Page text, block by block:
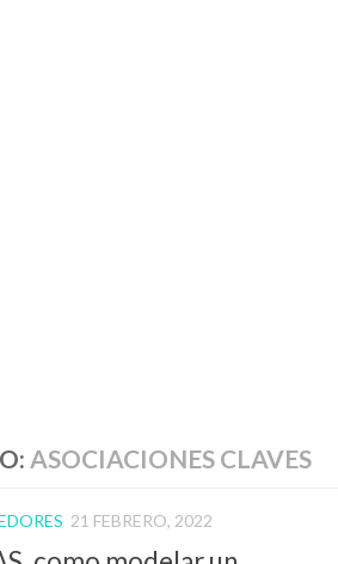
ASOCIACIONES CLAVES
21 FEBRERO, 2022